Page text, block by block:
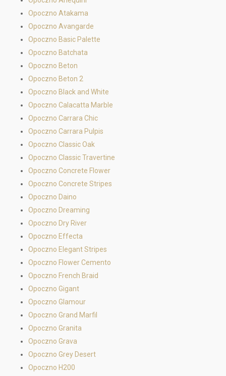
Opoczno Atakama
Opoczno Avangarde
Opoczno Basic Palette
Opoczno Batchata
Opoczno Beton
Opoczno Beton 2
Opoczno Black and White
Opoczno Calacatta Marble
Opoczno Carrara Chic
Opoczno Carrara Pulpis
Opoczno Classic Oak
Opoczno Classic Travertine
Opoczno Concrete Flower
Opoczno Concrete Stripes
Opoczno Daino
Opoczno Dreaming
Opoczno Dry River
Opoczno Effecta
Opoczno Elegant Stripes
Opoczno Flower Cemento
Opoczno French Braid
Opoczno Gigant
Opoczno Glamour
Opoczno Grand Marfil
Opoczno Granita
Opoczno Grava
Opoczno Grey Desert
Opoczno H200